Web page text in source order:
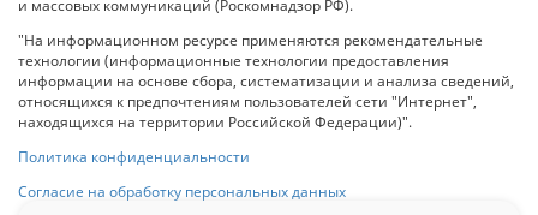
и массовых коммуникаций (Роскомнадзор РФ).
"На информационном ресурсе применяются рекомендательные
технологии (информационные технологии предоставления
информации на основе сбора, систематизации и анализа сведений,
относящихся к предпочтениям пользователей сети "Интернет",
находящихся на территории Российской Федерации)".
Политика конфиденциальности
Согласие на обработку персональных данных